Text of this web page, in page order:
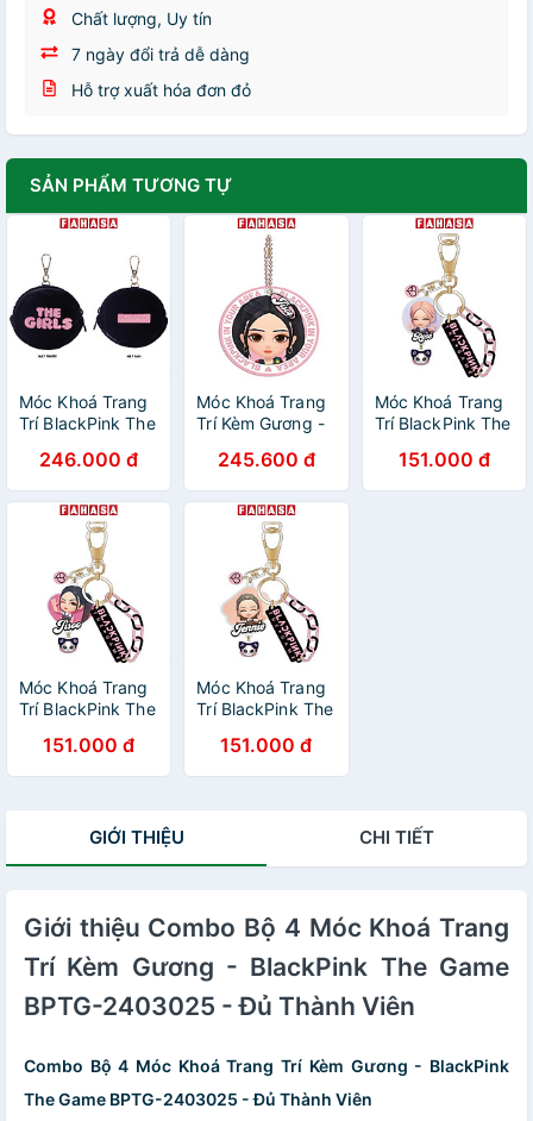
Chất lượng, Uy tín
7 ngày đổi trả dễ dàng
Hỗ trợ xuất hóa đơn đỏ
SẢN PHẨM TƯƠNG TỰ
Móc Khoá Trang
Trí BlackPink The
2403030 - Túi
Đen
246.000 đ
Móc Khoá Trang
Trí Kèm Gương -
Game BPTG-
2403026 - Jisoo
245.600 đ
Móc Khoá Trang
Trí BlackPink The
2403017 - Rosé
151.000 đ
Móc Khoá Trang
Trí BlackPink The
2403018 - Jisoo
151.000 đ
Móc Khoá Trang
Trí BlackPink The
2403020 -
Jennie
151.000 đ
GIỚI THIỆU CHI TIẾT
Giới thiệu Combo Bộ 4 Móc Khoá Trang
Trí Kèm Gương - BlackPink The Game
BPTG-2403025 - Đủ Thành Viên
Combo Bộ 4 Móc Khoá Trang Trí Kèm Gương - BlackPink
The Game BPTG-2403025 - Đủ Thành Viên